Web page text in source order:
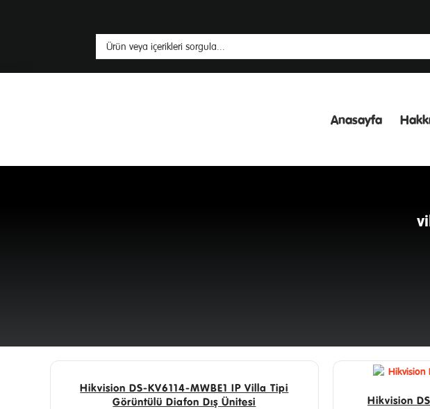
Anasayfa
Hikvision DS-KV6114-MWBE1 IP Villa Tipi
Görüntülü Diafon Dış Ünitesi
Hikvision